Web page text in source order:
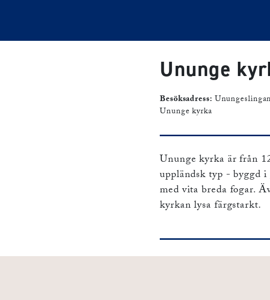
Ununge
Besöksadress:
Ununge kyrka
Ununge kyrka är från
uppländsk typ - byggd
med vita breda fogar.
kyrkan lysa färgstarkt.